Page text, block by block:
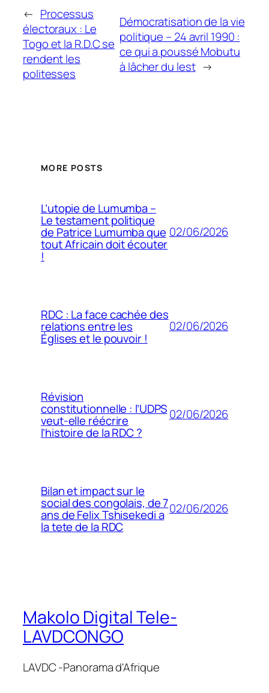
← Processus
électoraux : Le
Togo et la R.D.C se
rendent les
politesses
Démocratisation de la vie
politique – 24 avril 1990 :
ce qui a poussé Mobutu
à lâcher du lest →
MORE POSTS
L’utopie de Lumumba –
Le testament politique
de Patrice Lumumba que
tout Africain doit écouter
!
02/06/2026
RDC : La face cachée des
relations entre les
Églises et le pouvoir !
02/06/2026
Révision
constitutionnelle : l’UDPS
veut-elle réécrire
l’histoire de la RDC ?
02/06/2026
Bilan et impact sur le
social des congolais, de 7
ans de Felix Tshisekedi a
la tete de la RDC
02/06/2026
Makolo Digital Tele-
LAVDCONGO
LAVDC -Panorama d'Afrique